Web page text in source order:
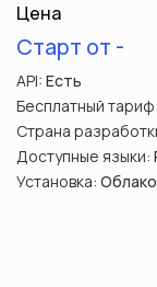
Цена
Старт от -
API: Есть
Бесплатный тариф:
Страна
Доступные языки:
Установка: